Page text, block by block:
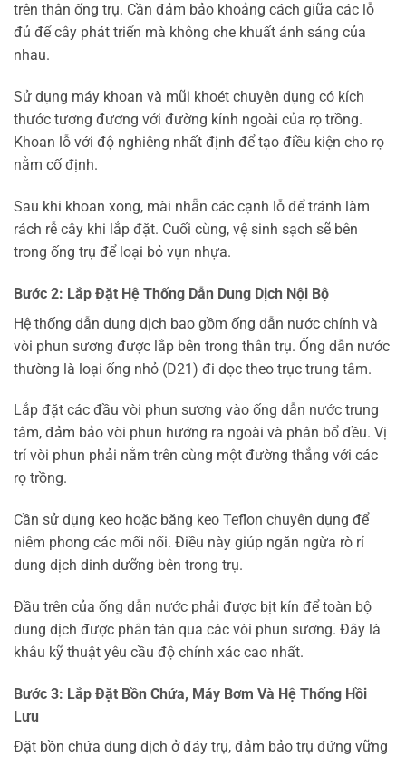
trên thân ống trụ. Cần đảm bảo khoảng cách giữa các lỗ
đủ để cây phát triển mà không che khuất ánh sáng của
nhau.
Sử dụng máy khoan và mũi khoét chuyên dụng có kích
thước tương đương với đường kính ngoài của rọ trồng.
Khoan lỗ với độ nghiêng nhất định để tạo điều kiện cho rọ
nằm cố định.
Sau khi khoan xong, mài nhẵn các cạnh lỗ để tránh làm
rách rễ cây khi lắp đặt. Cuối cùng, vệ sinh sạch sẽ bên
trong ống trụ để loại bỏ vụn nhựa.
Bước 2: Lắp Đặt Hệ Thống Dẫn Dung Dịch Nội Bộ
Hệ thống dẫn dung dịch bao gồm ống dẫn nước chính và
vòi phun sương được lắp bên trong thân trụ. Ống dẫn nước
thường là loại ống nhỏ (D21) đi dọc theo trục trung tâm.
Lắp đặt các đầu vòi phun sương vào ống dẫn nước trung
tâm, đảm bảo vòi phun hướng ra ngoài và phân bổ đều. Vị
trí vòi phun phải nằm trên cùng một đường thẳng với các
rọ trồng.
Cần sử dụng keo hoặc băng keo Teflon chuyên dụng để
niêm phong các mối nối. Điều này giúp ngăn ngừa rò rỉ
dung dịch dinh dưỡng bên trong trụ.
Đầu trên của ống dẫn nước phải được bịt kín để toàn bộ
dung dịch được phân tán qua các vòi phun sương. Đây là
khâu kỹ thuật yêu cầu độ chính xác cao nhất.
Bước 3: Lắp Đặt Bồn Chứa, Máy Bơm Và Hệ Thống Hồi
Lưu
Đặt bồn chứa dung dịch ở đáy trụ, đảm bảo trụ đứng vững